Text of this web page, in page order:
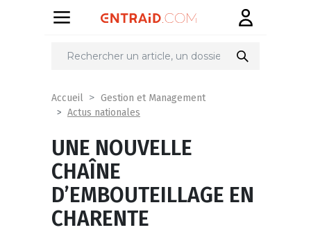
Partager
Accueil
Gestion et Management
Actus nationales
UNE NOUVELLE
CHAÎNE
D’EMBOUTEILLAGE EN
CHARENTE